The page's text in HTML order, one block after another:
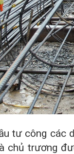
tư công các
chủ trương